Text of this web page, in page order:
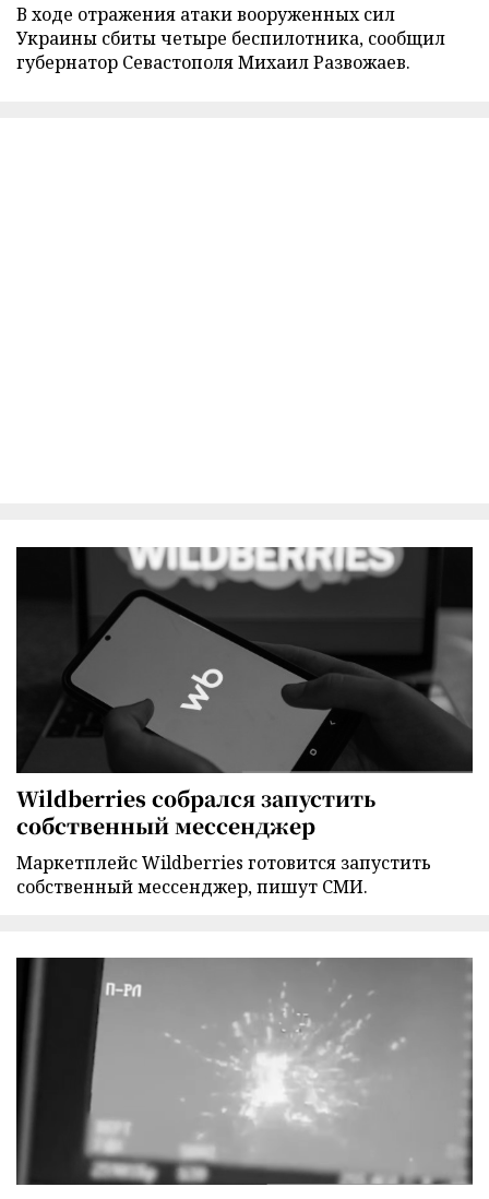
В ходе отражения атаки вооруженных сил
Украины сбиты четыре беспилотника, сообщил
губернатор Севастополя Михаил Развожаев.
Wildberries собрался запустить
собственный мессенджер
Маркетплейс Wildberries готовится запустить
собственный мессенджер, пишут СМИ.